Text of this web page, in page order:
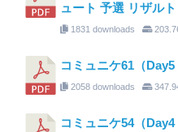
ュート 予選 リザルト
1831 downloads
コミュニケ61（Day5
2058 downloads
コミュニケ54（Day4